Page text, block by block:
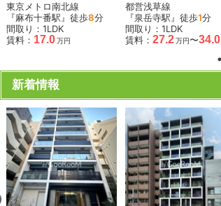
東京メトロ南北線
『麻布十番駅』徒歩8分
間取り：1LDK
賃料： 17.0万円
都営浅草線
『泉岳寺駅』徒歩1分
間取り：1LDK
賃料： 27.2万円〜34.0
新着情報
2 2 2